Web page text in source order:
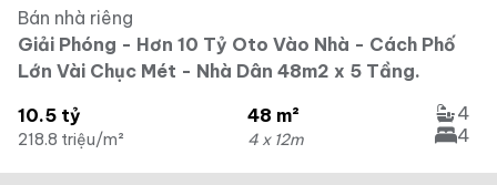
Bán nhà riêng
Giải Phóng - Hơn 10 Tỷ Oto Vào Nhà - Cách Phố
Lớn Vài Chục Mét - Nhà Dân 48m2 x 5 Tầng.
10.5 tỷ
218.8 triệu/m²
48 m²
4 x 12m
4
4